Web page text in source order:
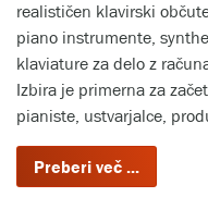
realističen klavirski
piano instrumente,
klaviature za delo z
Izbira je primerna za
pianiste, ustvarjalce,